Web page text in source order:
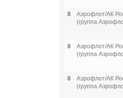
8
Аэрофлот/АК
(группа
8
Аэрофлот/АК
(группа
8
Аэрофлот/АК
(группа